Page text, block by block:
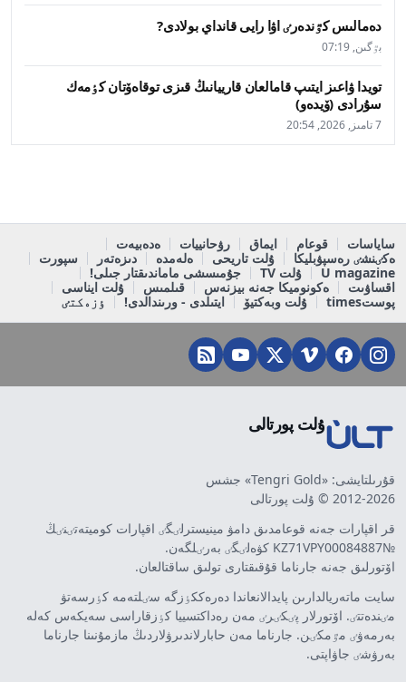
دەمالىس كٷندەرٸ اۋا رايى قانداي بولادى?
بٷگىن, 07:19
تويدا ۋاعىز ايتىپ قامالعان قارييانىڭ قىزى توقاەۆتان كٶمەك
سۇرادى (ۆيدەو)
7 تامىز, 2026, 20:54
ساياسات قوعام ايماق رۋحانييات
ەدەبيەت
ەكٸنشٸ رەسپۋبليكا
ۇلت تاريحى ەلەمدە دىزەتەر
سپورت
U magazine
ۇلت TV
جۇمىسشى ماماندىقتار جىلى!
اقساۋىت
ەكونوميكا جەنە بيزنەس قىلمىس
ۇلت ايناسى
پوستtimes
ۇلت وبەكتيۆ ايتىلدى - ورىندالدى! ٶزەكتٸ
ۇلت پورتالى
قۇرىلتايشى: «Tengri Gold» جشس
2012-2026 © ۇلت پورتالى
قر اقپارات جەنە قوعامدىق دامۋ مينيسترلٸگٸ اقپارات كوميتەتٸنٸڭ
№KZ71VPY00084887 كۋەلٸگٸ بەرٸلگەن.
اۆتورلىق جەنە جارناما قۇقىقتارى تولىق ساقتالعان.
سايت ماتەريالدارىن پايدالانعاندا دەرەككٶزگە سٸلتەمە كٶرسەتۋ
مٸندەتتٸ. اۆتورلار پٸكٸرٸ مەن رەداكتسييا كٶزقاراسى سەيكەس كەلە
بەرمەۋٸ مٷمكٸن. جارناما مەن حابارلاندىرۋلاردىڭ مازمۇنىنا جارناما
بەرۋشٸ جاۋاپتى.